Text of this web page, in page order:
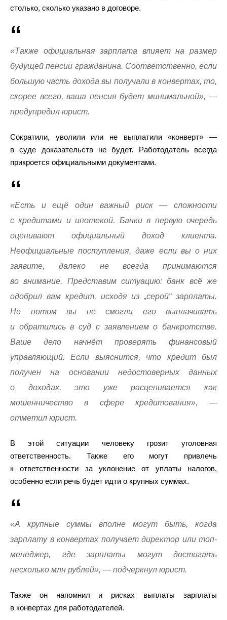
столько, сколько указано в договоре.
«Также официальная зарплата влияет на размер
будущей пенсии гражданина. Соответственно, если
большую часть дохода вы получали в конвертах, то,
скорее всего, ваша пенсия будет минимальной», —
предупредил юрист.
Сократили, уволили или не выплатили «конверт» —
в суде доказательств не будет. Работодатель всегда
прикроется официальными документами.
«Есть и ещё один важный риск — сложности
с кредитами и ипотекой. Банки в первую очередь
оценивают официальный доход клиента.
Неофициальные поступления, даже если вы о них
заявите, далеко не всегда принимаются
во внимание. Представим ситуацию: банк всё же
одобрил вам кредит, исходя из „серой“ зарплаты.
Но потом вы не смогли его выплачивать
и обратились в суд с заявлением о банкротстве.
Ваше дело начнёт проверять финансовый
управляющий. Если выяснится, что кредит был
получен на основании недостоверных данных
о доходах, это уже расценивается как
мошенничество в сфере кредитования», —
отметил юрист.
В этой ситуации человеку грозит уголовная
ответственность. Также его могут привлечь
к ответственности за уклонение от уплаты налогов,
особенно если речь будет идти о крупных суммах.
«А крупные суммы вполне могут быть, когда
зарплату в конвертах получает директор или топ-
менеджер, где зарплаты могут достигать
несколько млн рублей», — подчеркнул юрист.
Также он напомнил и рисках выплаты зарплаты
в конвертах для работодателей.